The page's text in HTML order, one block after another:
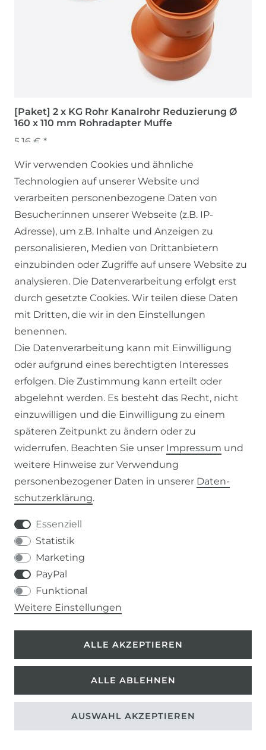
[Paket] 2 x KG Rohr Kanalrohr Reduzierung Ø
160 x 110 mm Rohradapter Muffe
5,16 € *
SERVICE
KONTAKT
ZAHLUNG & VERSAND
WIDERRUFSFORMULAR
RECHTLICHES
WIDERRUFSRECHT
IMPRESSUM
DATENSCHUTZERKLÄRUNG
037207-995665
info@kern-holz.com
Copyright 2026 | Alle Rechte vorbehalten.
*inkl. ges. MwSt. zzgl.Versandkosten
Wir verwenden Cookies und ähnliche
Technologien auf unserer Website und
verarbeiten personenbezogene Daten von
Besucher:innen unserer Webseite (z.B. IP-
Adresse), um z.B. Inhalte und Anzeigen zu
personalisieren, Medien von Drittanbietern
einzubinden oder Zugriffe auf unsere Website zu
analysieren. Die Datenverarbeitung erfolgt erst
durch gesetzte Cookies. Wir teilen diese Daten
mit Dritten, die wir in den Einstellungen
benennen.
Die Datenverarbeitung kann mit Einwilligung
oder aufgrund eines berechtigten Interesses
erfolgen. Die Zustimmung kann erteilt oder
abgelehnt werden. Es besteht das Recht, nicht
einzuwilligen und die Einwilligung zu einem
späteren Zeitpunkt zu ändern oder zu
widerrufen. Beachten Sie unser Impressum und
weitere Hinweise zur Verwendung
personenbezogener Daten in unserer Daten­
schutz­erklärung.
Essenziell
Statistik
Marketing
PayPal
Funktional
Weitere Einstellungen
ALLE AKZEPTIEREN
ALLE ABLEHNEN
AUSWAHL AKZEPTIEREN